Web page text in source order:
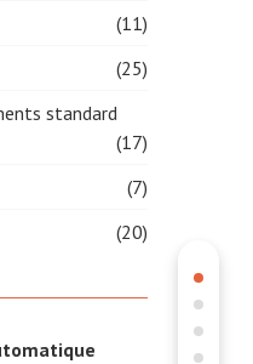
(11)
(25)
standard
(17)
(7)
(20)